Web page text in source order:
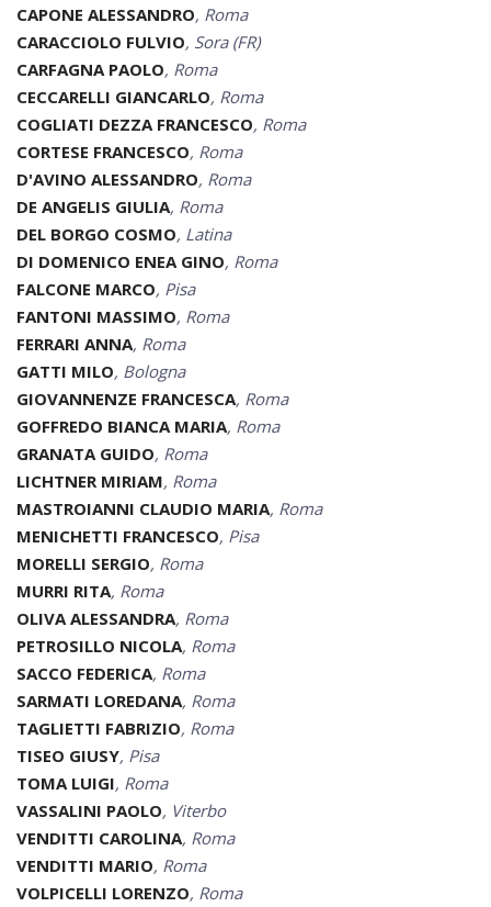
CAPONE ALESSANDRO, Roma
CARACCIOLO FULVIO, Sora (FR)
CARFAGNA PAOLO, Roma
CECCARELLI GIANCARLO, Roma
COGLIATI DEZZA FRANCESCO, Roma
CORTESE FRANCESCO, Roma
D'AVINO ALESSANDRO, Roma
DE ANGELIS GIULIA, Roma
DEL BORGO COSMO, Latina
DI DOMENICO ENEA GINO, Roma
FALCONE MARCO, Pisa
FANTONI MASSIMO, Roma
FERRARI ANNA, Roma
GATTI MILO, Bologna
GIOVANNENZE FRANCESCA, Roma
GOFFREDO BIANCA MARIA, Roma
GRANATA GUIDO, Roma
LICHTNER MIRIAM, Roma
MASTROIANNI CLAUDIO MARIA, Roma
MENICHETTI FRANCESCO, Pisa
MORELLI SERGIO, Roma
MURRI RITA, Roma
OLIVA ALESSANDRA, Roma
PETROSILLO NICOLA, Roma
SACCO FEDERICA, Roma
SARMATI LOREDANA, Roma
TAGLIETTI FABRIZIO, Roma
TISEO GIUSY, Pisa
TOMA LUIGI, Roma
VASSALINI PAOLO, Viterbo
VENDITTI CAROLINA, Roma
VENDITTI MARIO, Roma
VOLPICELLI LORENZO, Roma